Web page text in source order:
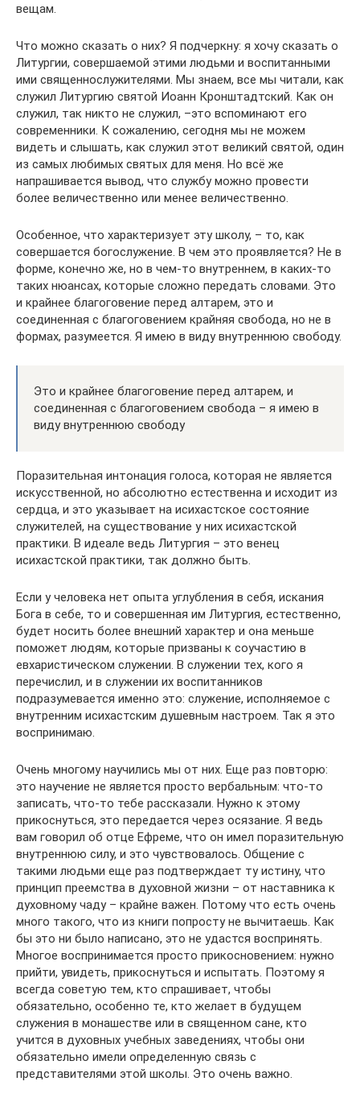
вещам.
Что можно сказать о них? Я подчеркну: я хочу сказать о
Литургии, совершаемой этими людьми и воспитанными
ими священнослужителями. Мы знаем, все мы читали, как
служил Литургию святой Иоанн Кронштадтский. Как он
служил, так никто не служил, –это вспоминают его
современники. К сожалению, сегодня мы не можем
видеть и слышать, как служил этот великий святой, один
из самых любимых святых для меня. Но всё же
напрашивается вывод, что службу можно провести
более величественно или менее величественно.
Особенное, что характеризует эту школу, – то, как
совершается богослужение. В чем это проявляется? Не в
форме, конечно же, но в чем-то внутреннем, в каких-то
таких нюансах, которые сложно передать словами. Это
и крайнее благоговение перед алтарем, это и
соединенная с благоговением крайняя свобода, но не в
формах, разумеется. Я имею в виду внутреннюю свободу.
Это и крайнее благоговение перед алтарем, и
соединенная с благоговением свобода – я имею в
виду внутреннюю свободу
Поразительная интонация голоса, которая не является
искусственной, но абсолютно естественна и исходит из
сердца, и это указывает на исихастское состояние
служителей, на существование у них исихастской
практики. В идеале ведь Литургия – это венец
исихастской практики, так должно быть.
Если у человека нет опыта углубления в себя, искания
Бога в себе, то и совершенная им Литургия, естественно,
будет носить более внешний характер и она меньше
поможет людям, которые призваны к соучастию в
евхаристическом служении. В служении тех, кого я
перечислил, и в служении их воспитанников
подразумевается именно это: служение, исполняемое с
внутренним исихастским душевным настроем. Так я это
воспринимаю.
Очень многому научились мы от них. Еще раз повторю:
это научение не является просто вербальным: что-то
записать, что-то тебе рассказали. Нужно к этому
прикоснуться, это передается через осязание. Я ведь
вам говорил об отце Ефреме, что он имел поразительную
внутреннюю силу, и это чувствовалось. Общение с
такими людьми еще раз подтверждает ту истину, что
принцип преемства в духовной жизни – от наставника к
духовному чаду – крайне важен. Потому что есть очень
много такого, что из книги попросту не вычитаешь. Как
бы это ни было написано, это не удастся воспринять.
Многое воспринимается просто прикосновением: нужно
прийти, увидеть, прикоснуться и испытать. Поэтому я
всегда советую тем, кто спрашивает, чтобы
обязательно, особенно те, кто желает в будущем
служения в монашестве или в священном сане, кто
учится в духовных учебных заведениях, чтобы они
обязательно имели определенную связь с
представителями этой школы. Это очень важно.